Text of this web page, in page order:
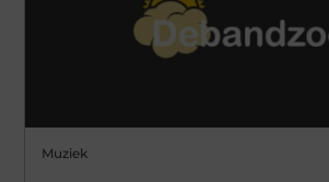
Muziek